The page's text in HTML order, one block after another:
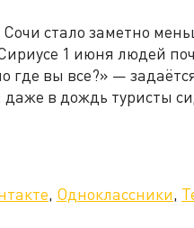
стало заметно
1 июня людей
где вы все?» —
даже в дождь туристы
, Одноклассники,